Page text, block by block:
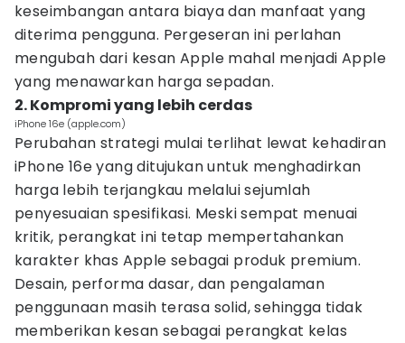
keseimbangan antara biaya dan manfaat yang
diterima pengguna. Pergeseran ini perlahan
mengubah dari kesan Apple mahal menjadi Apple
yang menawarkan harga sepadan.
2. Kompromi yang lebih cerdas
iPhone 16e (apple.com)
Perubahan strategi mulai terlihat lewat kehadiran
iPhone 16e yang ditujukan untuk menghadirkan
harga lebih terjangkau melalui sejumlah
penyesuaian spesifikasi. Meski sempat menuai
kritik, perangkat ini tetap mempertahankan
karakter khas Apple sebagai produk premium.
Desain, performa dasar, dan pengalaman
penggunaan masih terasa solid, sehingga tidak
memberikan kesan sebagai perangkat kelas